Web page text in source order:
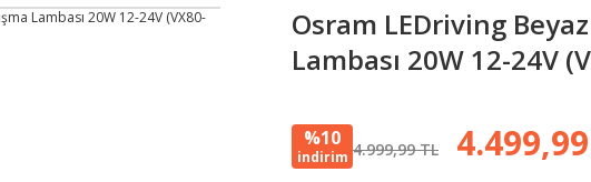
Osram LEDriving Beyaz
Lambası 20W 12-24V
%10
indirim 4.999,99 TL